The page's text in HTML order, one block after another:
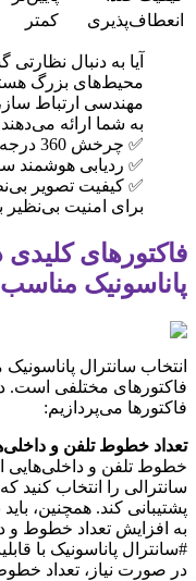
انعطاف‌پذیری
کمتر
آیا به دنبال
محیط‌های بزرگ
مهندسی ارتباط
به شما ارائه
✅ چرخش 360 درجه و زوم بالا
✅ ردیابی هوشمند
✅ کیفیت تصویر
برای امنیت بی‌نظیر با ما
فاکتورهای کلیدی
پاناسونیک مناسب
انتخاب سانترال
فاکتورهای مختلفی است.
فاکتورها می‌پردازیم:
تعداد خطوط تلفن و
خطوط تلفن و داخلی‌هایی
سانترالی را انتخاب کنید
پشتیبانی کند. همچنین، باید
به افزایش تعداد خطوط و
#سانترال پاناسونیک با
در صورت نیاز، تعداد